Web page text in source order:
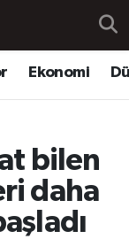
Ekonomi
bilen
daha